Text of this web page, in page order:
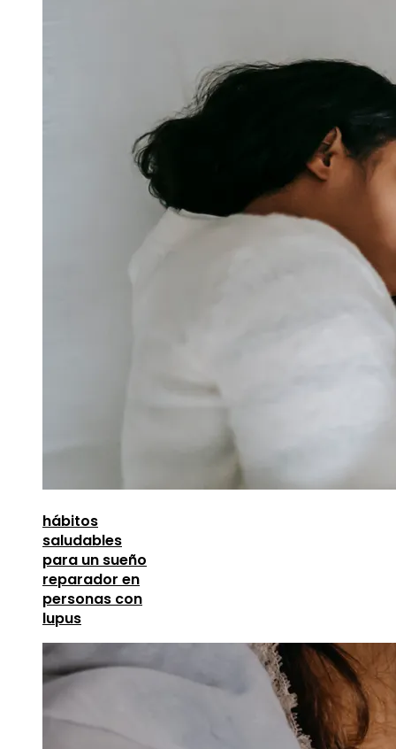
hábitos
saludables
para un sueño
reparador en
personas con
lupus